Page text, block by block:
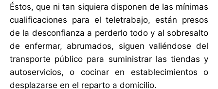
Éstos, que ni tan siquiera disponen de las mínimas
cualificaciones para el teletrabajo, están presos
de la desconfianza a perderlo todo y al sobresalto
de enfermar, abrumados, siguen valiéndose del
transporte público para suministrar las tiendas y
autoservicios, o cocinar en establecimientos o
desplazarse en el reparto a domicilio.